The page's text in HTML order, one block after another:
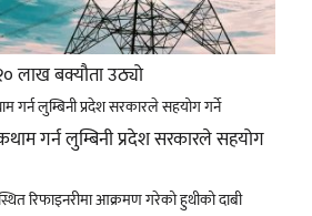
लाख बक्यौता उठ्यो
गर्न लुम्बिनी प्रदेश सरकारले सहयोग